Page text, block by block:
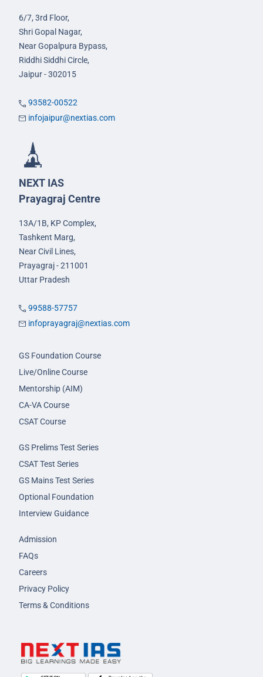
6/7, 3rd Floor,
Shri Gopal Nagar,
Near Gopalpura Bypass,
Riddhi Siddhi Circle,
Jaipur - 302015
93582-00522
infojaipur@nextias.com
NEXT IAS
Prayagraj Centre
13A/1B, KP Complex,
Tashkent Marg,
Near Civil Lines,
Prayagraj - 211001
Uttar Pradesh
99588-57757
infoprayagraj@nextias.com
GS Foundation Course
Live/Online Course
Mentorship (AIM)
CA-VA Course
CSAT Course
GS Prelims Test Series
CSAT Test Series
GS Mains Test Series
Optional Foundation
Interview Guidance
Admission
FAQs
Careers
Privacy Policy
Terms & Conditions